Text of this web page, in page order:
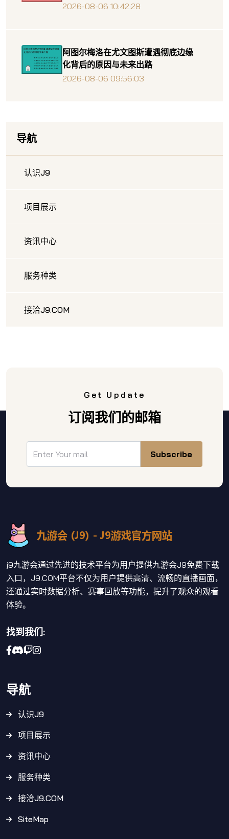
2026-08-06 10:42:28
阿图尔梅洛在尤文图斯遭遇彻底边缘
化背后的原因与未来出路
2026-08-06 09:56:03
导航
认识J9
项目展示
资讯中心
服务种类
接洽J9.COM
Get Update
订阅我们的邮箱
Subscribe
j9九游会通过先进的技术平台为用户提供九游会J9免费下载
入口，J9.COM平台不仅为用户提供高清、流畅的直播画面，
还通过实时数据分析、赛事回放等功能，提升了观众的观看
体验。
找到我们:
导航
认识J9
项目展示
资讯中心
服务种类
接洽J9.COM
SiteMap